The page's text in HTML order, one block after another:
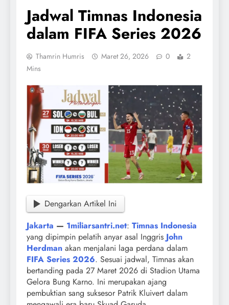
Jadwal Timnas Indonesia
dalam FIFA Series 2026
Thamrin Humris Maret 26, 2026 0
2
Mins
Dengarkan Artikel Ini
Jakarta — 1miliarsantri.net: Timnas Indonesia
yang dipimpin pelatih anyar asal Inggris John
Herdman akan menjalani laga perdana dalam
FIFA Series 2026. Sesuai jadwal, Timnas akan
bertanding pada 27 Maret 2026 di Stadion Utama
Gelora Bung Karno. Ini merupakan ajang
pembuktian sang suksesor Patrik Kluivert dalam